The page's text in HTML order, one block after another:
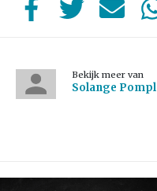
Bekijk meer van
Solange Pompl